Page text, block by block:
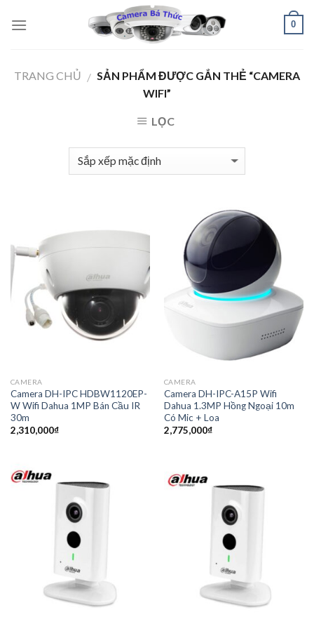
0
TRANG CHỦ / SẢN PHẨM ĐƯỢC GẮN THẺ “CAMERA
WIFI”
LỌC
CAMERA
Camera DH-IPC HDBW1120EP-
W Wifi Dahua 1MP Bán Cầu IR
30m
2,310,000₫
CAMERA
Camera DH-IPC-A15P Wifi
Dahua 1.3MP Hồng Ngoại 10m
Có Mic + Loa
2,775,000₫